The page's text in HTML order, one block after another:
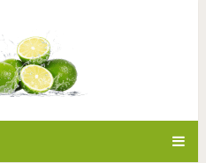
ним. Ведь котик